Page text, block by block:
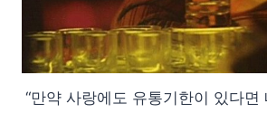
“만약 사랑에도 유통기한이 있다면